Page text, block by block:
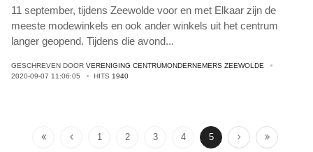
11 september, tijdens Zeewolde voor en met Elkaar zijn de
meeste modewinkels en ook ander winkels uit het centrum
langer geopend. Tijdens die avond...
GESCHREVEN DOOR VERENIGING CENTRUMONDERNEMERS ZEEWOLDE
2020-09-07 11:06:05
HITS 1940
1 2 3 4
5